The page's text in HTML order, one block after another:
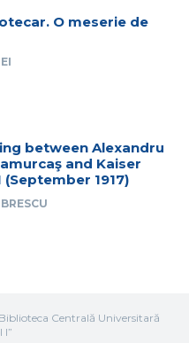
O meserie de
between Alexandru
and Kaiser
(September 1917)
Centrală Universitară
I”